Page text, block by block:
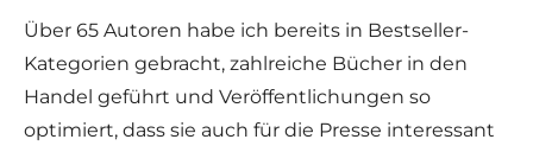
Über 65 Autoren habe ich bereits in Bestseller-
Kategorien gebracht, zahlreiche Bücher in den
Handel geführt und Veröffentlichungen so
optimiert, dass sie auch für die Presse interessant